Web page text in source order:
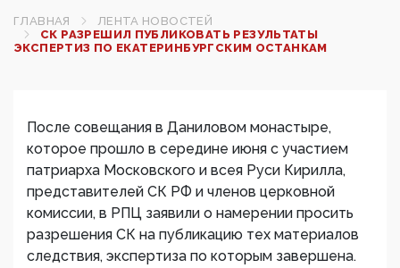
ГЛАВНАЯ
ЛЕНТА НОВОСТЕЙ
СК РАЗРЕШИЛ ПУБЛИКОВАТЬ РЕЗУЛЬТАТЫ
ЭКСПЕРТИЗ ПО ЕКАТЕРИНБУРГСКИМ ОСТАНКАМ
После совещания в Даниловом монастыре,
которое прошло в середине июня с участием
патриарха Московского и всея Руси Кирилла,
представителей СК РФ и членов церковной
комиссии, в РПЦ заявили о намерении просить
разрешения СК на публикацию тех материалов
следствия, экспертиза по которым завершена.